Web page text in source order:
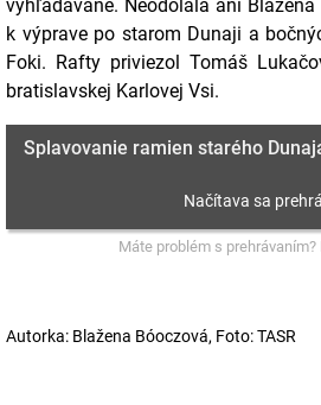
vyhľadávané. Neodolala ani
k výprave po starom Dunaji a
Foki. Rafty priviezol Tomáš
bratislavskej Karlovej Vsi.
Splavovanie ramien starého
Máte problém s prehrávaním?
Autorka: Blažena Bóoczová, Foto: TASR